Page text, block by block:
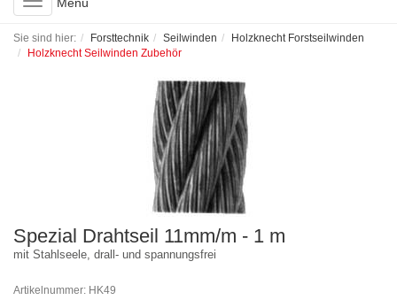
navigation
Sie sind hier: Forsttechnik Seilwinden
Holzknecht Forstseilwinden
Holzknecht Seilwinden Zubehör
Spezial Drahtseil 11mm/m - 1 m
mit Stahlseele, drall- und spannungsfrei
Artikelnummer: HK49